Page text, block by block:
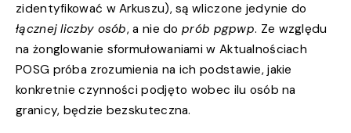
zidentyfikować w Arkuszu), są wliczone jedynie do
łącznej liczby osób, a nie doprób pgpwp. Ze względu
na żonglowanie sformułowaniami w Aktualnościach
POSG próba zrozumienia na ich podstawie, jakie
konkretnie czynności podjęto wobec ilu osób na
granicy, będzie bezskuteczna.